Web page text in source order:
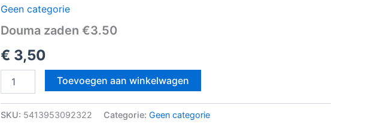
Geen categorie
Douma zaden €3.50
€ 3,50
€3.50
Toevoegen aan winkelwagen
SKU: 5413953092322 Categorie: Geen categorie